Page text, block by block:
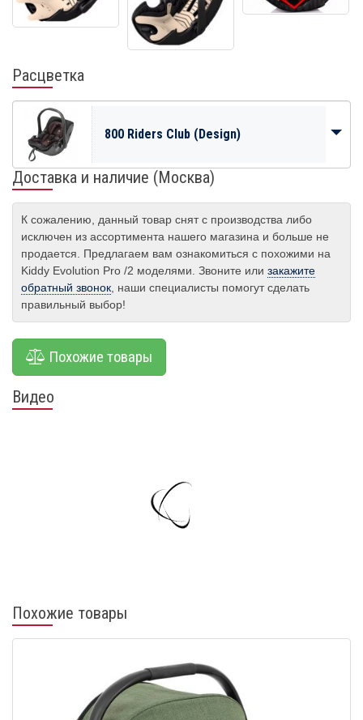
Расцветка
800 Riders Club (Design)
Доставка и наличие (Москва)
К сожалению, данный товар снят с производства либо
исключен из ассортимента нашего магазина и больше не
продается. Предлагаем вам ознакомиться с похожими на
Kiddy Evolution Pro /2 моделями. Звоните или закажите
обратный звонок , наши специалисты помогут сделать
правильный выбор!
Похожие товары
Видео
Похожие товары